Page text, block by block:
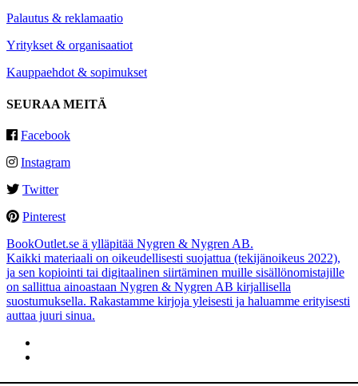
Palautus & reklamaatio
Yritykset & organisaatiot
Kauppaehdot & sopimukset
SEURAA MEITÄ
Facebook
Instagram
Twitter
Pinterest
BookOutlet.se ä ylläpitää Nygren & Nygren AB.
Kaikki materiaali on oikeudellisesti suojattua (tekijänoikeus 2022),
ja sen kopiointi tai digitaalinen siirtäminen muille sisällönomistajille
on sallittua ainoastaan Nygren & Nygren AB kirjallisella
suostumuksella. Rakastamme kirjoja yleisesti ja haluamme erityisesti
auttaa juuri sinua.